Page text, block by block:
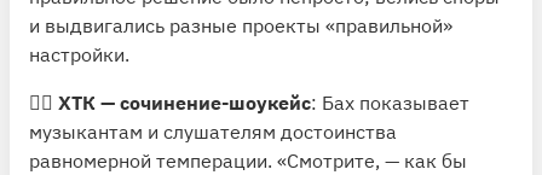
и выдвигались разные проекты «правильной»
настройки.
🤹‍♂️ ХТК — сочинение-шоукейс: Бах показывает
музыкантам и слушателям достоинства
равномерной темперации. «Смотрите, — как бы